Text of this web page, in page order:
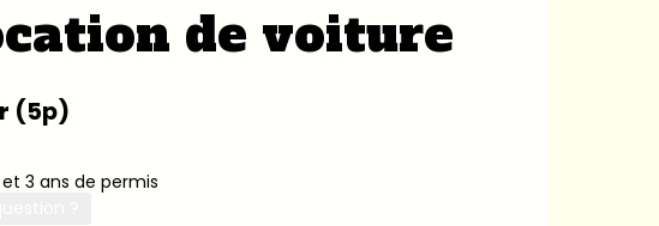
de voiture
(5p)
3 ans de permis